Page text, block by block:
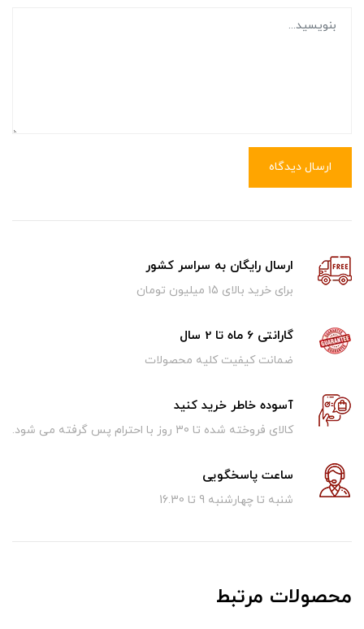
ارسال دیدگاه
ارسال رایگان به سراسر کشور
برای خرید بالای ۱5 میلیون تومان
گارانتی 6 ماه تا 2 سال
ضمانت کیفیت کلیه محصولات
آسوده خاطر خرید کنید
کالای فروخته شده تا 30 روز با احترام پس گرفته می شود.
ساعت پاسخگویی
شنبه تا چهارشنبه 9 تا 16.30
محصولات مرتبط